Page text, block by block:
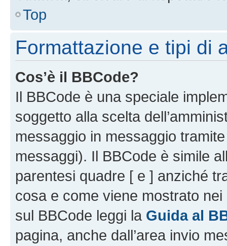
Top
Formattazione e tipi di
Cos’è il BBCode?
Il BBCode è una speciale
soggetto alla scelta
messaggio in messaggio
messaggi). Il BBCode è simile
parentesi quadre [ e ] anziché
cosa e come viene mostrato
sul BBCode leggi la Guida al
pagina, anche dall’area invio